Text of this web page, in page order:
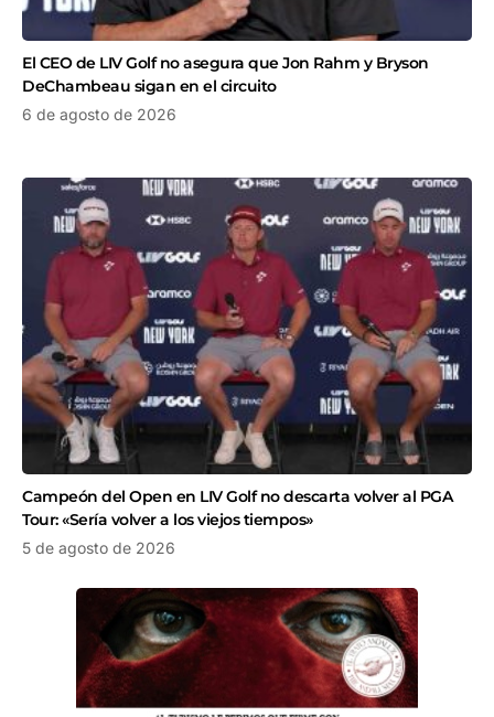
El CEO de LIV Golf no asegura que Jon Rahm y Bryson
DeChambeau sigan en el circuito
6 de agosto de 2026
Campeón del Open en LIV Golf no descarta volver al PGA
Tour: «Sería volver a los viejos tiempos»
5 de agosto de 2026